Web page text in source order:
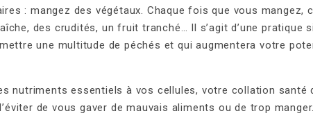
: mangez des végétaux. Chaque fois que vous mangez,
des crudités, un fruit tranché… Il s’agit d’une pratique
une multitude de péchés et qui augmentera votre
nutriments essentiels à vos cellules, votre collation santé
de vous gaver de mauvais aliments ou de trop